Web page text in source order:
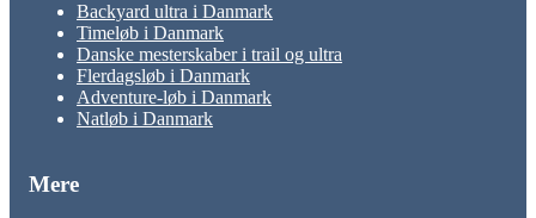
Backyard ultra i Danmark
Timeløb i Danmark
Danske mesterskaber i trail og ultra
Flerdagsløb i Danmark
Adventure-løb i Danmark
Natløb i Danmark
Mere